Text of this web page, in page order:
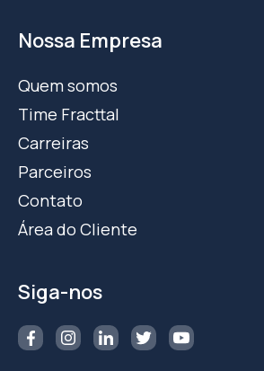
Nossa Empresa
Quem somos
Time Fracttal
Carreiras
Parceiros
Contato
Área do Cliente
Siga-nos